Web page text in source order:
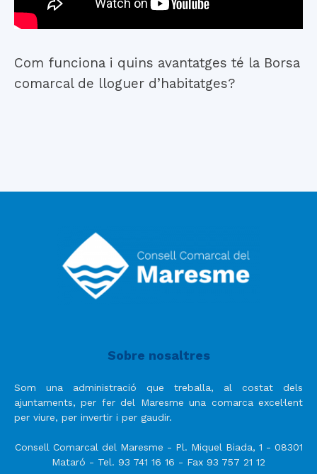
Com funciona i quins avantatges té la Borsa
comarcal de lloguer d’habitatges?
Sobre nosaltres
Som una administració que treballa, al costat dels
ajuntaments, per fer del Maresme una comarca excel·lent
per viure, per invertir i per gaudir.
Consell Comarcal del Maresme - Pl. Miquel Biada, 1 - 08301
Mataró - Tel. 93 741 16 16 - Fax 93 757 21 12